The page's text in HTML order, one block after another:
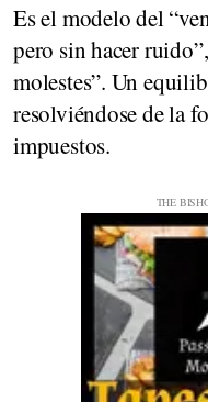
Es el modelo del
pero sin hacer
molestes”. Un
resolviéndose de la
impuestos.